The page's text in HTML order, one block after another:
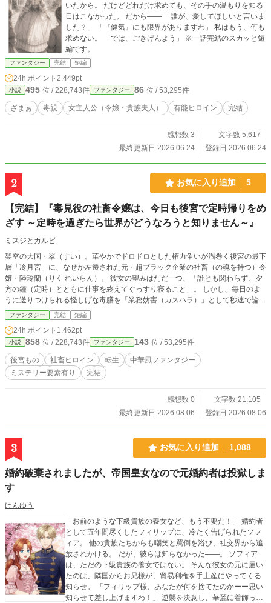
いたから。 だけどどれだけ求めても、その手の温もりを知る
日はこなかった。 だから—— 「誰が、愛してほしいと言いま
した？」 「『健気』にも限界がありますわ」 私はもう、何も
求めない。 「では、ごきげんよう」 ※一話完結のスカッと短
編です。
ファンタジー 完結 短編
24h.ポイント 2,449pt
小説 495 位 / 228,743件 ファンタジー 86 位 / 53,295件
ざまぁ 毒親 女主人公（令嬢・貴族夫人） 有能ヒロイン 完結
感想数 3
文字数 5,617
最終更新日 2026.06.24
登録日 2026.06.24
2 お気に入り追加 5
【完結】『毒見役の社畜令嬢は、今日も後宮で定時帰りをめ
ざす ～定時を過ぎたら世界がどうなろうと知りません～』
ミスジとカルビ
架空の大国・翠（すい）。華やかでドロドロとした権力争いが渦巻く後宮の最下
層「冷月宮」に、なぜか左遷された元・超ブラック企業の社畜（の魂を持つ）令
嬢・陸玲蘭（りく れいらん）。 彼女の望みはただ一つ、「誰とも関わらず、夕
方の鐘（定時）とともに仕事を終えてぐっすり寝ること」。 しかし、毎日のよ
うに送りつけられる怪しげな毒膳を「業務妨害（カスハラ）」として秒速で論破
し、勝手に後宮内の「労働環境とシフト制（ホワイト化）」を大改革していく彼
女の姿は、周囲には**「底知れぬ慈悲と、神のごとき洞察力を持つ孤高の聖女」
**として完全に見誤られてしまう。 中間管理職の宦官課長を相棒（愚痴聞き相
手）に、今日も定時死守のために毒と労務管理を駆使する、前代未聞の宮廷お仕
事コメディ！
ファンタジー 完結 短編
24h.ポイント 1,462pt
小説 858 位 / 228,743件 ファンタジー 143 位 / 53,295件
後宮もの 社畜ヒロイン 転生
中華風ファンタジー
ミステリー要素有り
完結
感想数 0
文字数 21,105
最終更新日 2026.08.06
登録日 2026.08.06
3 お気に入り追加 1,088
婚約破棄されましたが、帝国皇女なので元婚約者は投獄しま
す
けんゆう
「お前のような下級貴族の養女など、もう不要だ！」 婚約者
として五年間尽くしたフィリップに、冷たく告げられたソフ
ィア。 他の貴族たちからも嘲笑と罵倒を浴び、社交界から追
放されかける。 だが、彼らは知らなかった――。 ソフィア
は、ただの下級貴族の養女ではない。 そんな彼女の元に届い
たのは、隣国からお兄様が、貿易利権を手土産にやってくる
知らせ。 「フィリップ様、あなたが何を捨てたのかーー思い
知らせて差し上げますわ！」 逆襲を決意し、華麗に着飾って